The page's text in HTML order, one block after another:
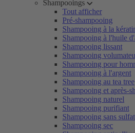
Shampooings
Tout afficher
Pré-shampooing
Shampooing à la
Shampooing à l'huile
Shampooing lissant
Shampooing
Shampooing pour
Shampooing à l'argent
Shampooing au tea tree
Shampooing et après-
Shampooing naturel
Shampooing purifiant
Shampooing sans
Shampooing sec